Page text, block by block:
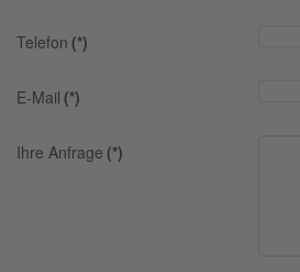
Telefon (*)
E-Mail (*)
Ihre Anfrage (*)